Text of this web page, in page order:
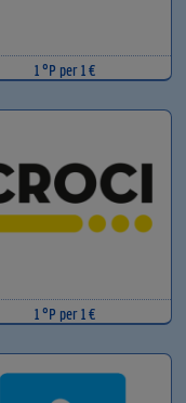
1 °P per 1 €
1 °P per 1 €